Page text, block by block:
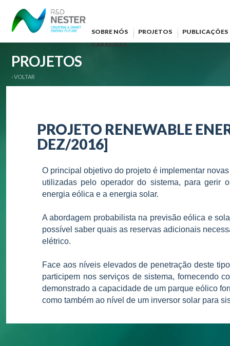
SOBRE NÓS PROJETOS
PUBLICAÇÕES
CARREIRAS
PROJETOS
‹ VOLTAR
PROJETO RENEWABLE
DEZ/2016]
O principal objetivo do projeto é implementar
utilizadas pelo operador do sistema, para gerir
energia eólica e a energia solar.
A abordagem probabilista na previsão eólica e
possível saber quais as reservas adicionais
elétrico.
Face aos níveis elevados de penetração deste
participem nos serviços de sistema, fornecendo
demonstrado a capacidade de um parque eólico
como também ao nível de um inversor solar para